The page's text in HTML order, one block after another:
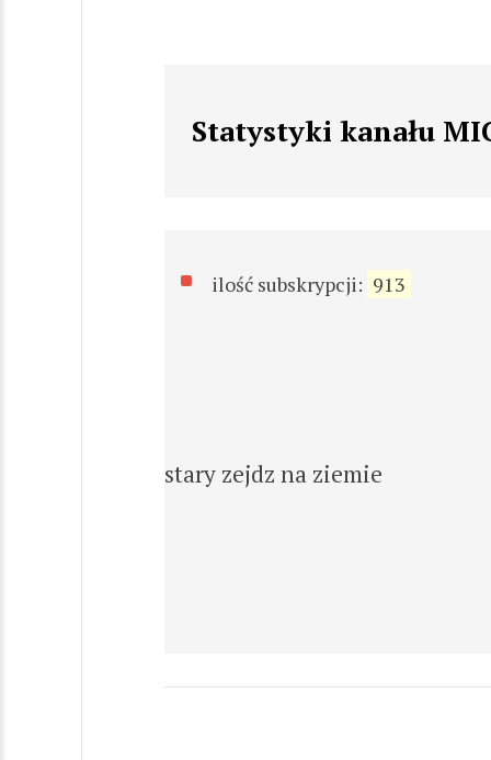
Statystyki kanału
ilość subskrypcji: 913
stary zejdz na ziemie